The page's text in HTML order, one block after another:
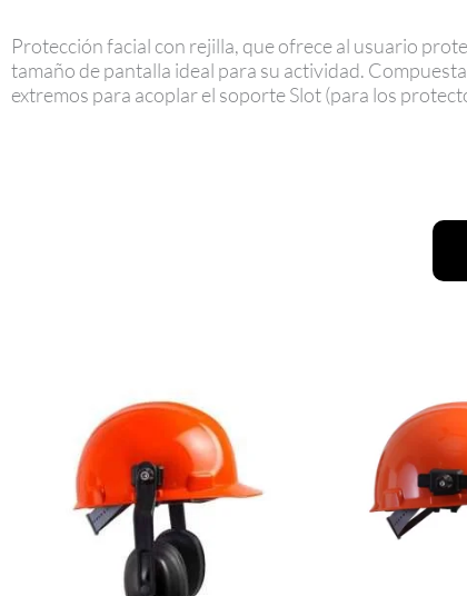
Protección facial con rejilla, que ofrece al usuario
tamaño de pantalla ideal para su actividad.
extremos para acoplar el soporte Slot (para los